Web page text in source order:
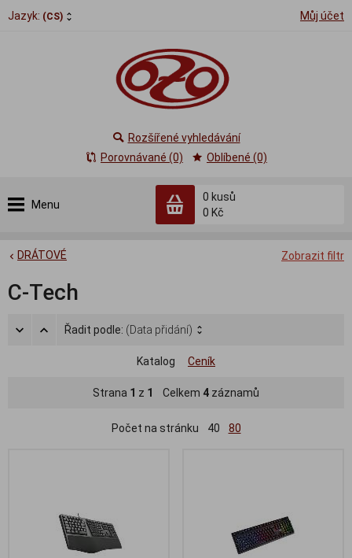
Jazyk: (CS) Můj účet
Menu
0 kusů
0 Kč
Rozšířené vyhledávání
Porovnávané (0)
Oblíbené (0)
Zobrazit filtr
DRÁTOVÉ
C-Tech
Řadit podle: (Data přidání)
Katalog Ceník
Strana 1 z 1 Celkem 4 záznamů
Počet na stránku 40 80